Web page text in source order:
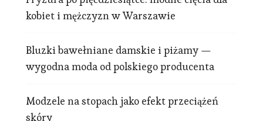
kobiet i mężczyzn w Warszawie
Bluzki bawełniane damskie i piżamy —
wygodna moda od polskiego producenta
Modzele na stopach jako efekt przeciążeń
skóry